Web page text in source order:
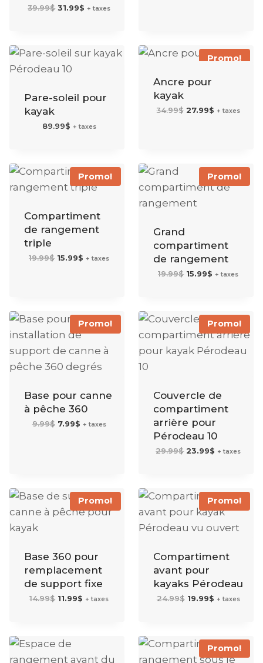
39.99$ Le
prix
31.99$ Le
prix
+ taxes
Pare-soleil pour
kayak
89.99$ + taxes
Promo!
Ancre pour
kayak
34.99$ Le
prix
27.99$ Le
prix
+ taxes
Promo!
Compartiment
de rangement
triple
19.99$ Le
prix
15.99$ Le
prix
+ taxes
Promo!
Grand
compartiment
de rangement
19.99$ Le
prix
15.99$ Le
prix
+ taxes
Promo!
Base pour canne
à pêche 360
9.99$ Le
prix
7.99$Le
prix
+ taxes
Promo!
Couvercle de
compartiment
arrière pour
Pérodeau 10
29.99$ Le
prix
23.99$ Le
prix
+ taxes
Promo!
Base 360 pour
remplacement
de support fixe
14.99$ Le
prix
11.99$ Le
prix
+ taxes
Promo!
Compartiment
avant pour
kayaks Pérodeau
24.99$ Le
prix
19.99$Le
prix
+ taxes
Promo!